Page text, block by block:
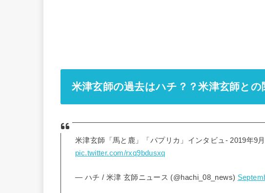
米津玄師の過去はハチ？？米津玄師との
米津玄師「馬と鹿」「パプリカ」インタビュ- 2019年9
pic.twitter.com/rxq9bdusxq
— ハチ / 米津 玄師ニュース (@hachi_08_news)